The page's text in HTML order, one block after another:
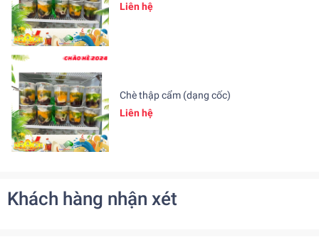
Liên hệ
Chè thập cẩm (dạng cốc)
Liên hệ
Khách hàng nhận xét